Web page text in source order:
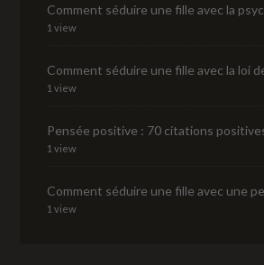
Comment séduire une fille avec la
1 view
Comment séduire une fille avec la loi
1 view
Pensée positive : 70 citations
1 view
Comment séduire une fille avec une
1 view